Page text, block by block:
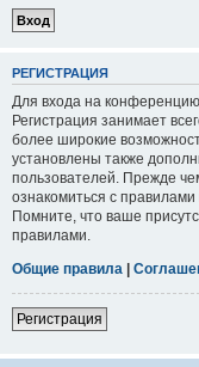
РЕГИСТРАЦИЯ
Для входа на
Регистрация занимает
более широкие
установлены также
пользователей. Прежде
ознакомиться с
Помните, что ваше
правилами.
Общие правила |
Регистрация